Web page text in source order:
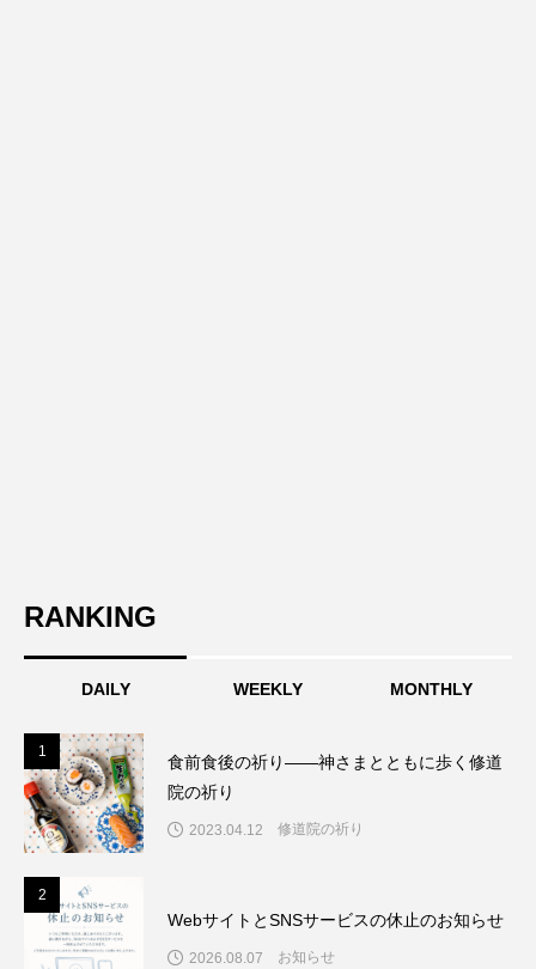
RANKING
DAILY WEEKLY MONTHLY
1
食前食後の祈り――神さまとともに歩く修道
院の祈り
2023.04.12 修道院の祈り
2
WebサイトとSNSサービスの休止のお知らせ
2026.08.07 お知らせ